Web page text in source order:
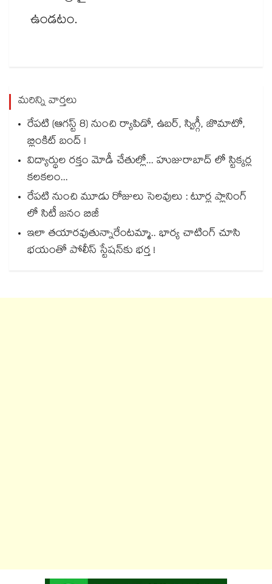
ఉండటం.
మరిన్ని వార్తలు
రేపటి (ఆగస్ట్ 8) నుంచి ర్యాపిడో, ఉబర్, స్విగ్గీ, జొమాటో,
బ్లింకిట్ బంద్ !
విద్యార్థుల రక్తం మోడీ చేతుల్లో... హుజురాబాద్ లో స్టిక్కర్ల
కలకలం...
రేపటి నుంచి మూడు రోజులు సెలవులు : టూర్ల ప్లానింగ్
లో సిటీ జనం బిజీ
ఇలా తయారవుతున్నారేంటమ్మా.. భార్య చాటింగ్ చూసి
భయంతో పోలీస్ స్టేషన్⁫కు భర్త !